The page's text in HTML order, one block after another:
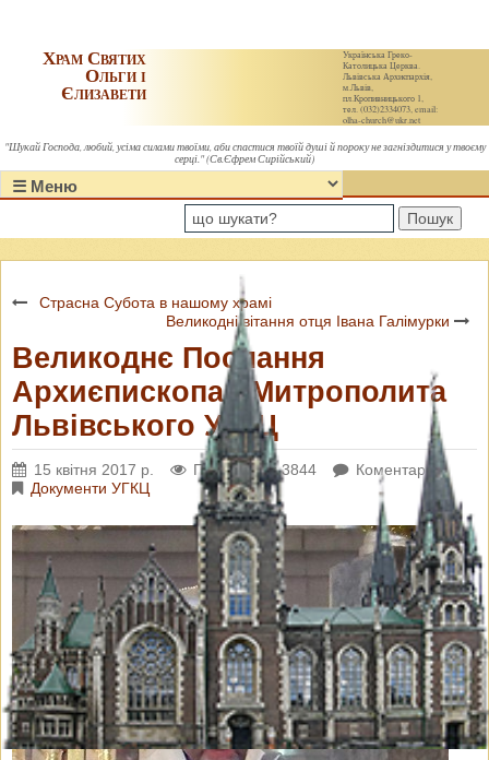
Українська Греко-
Католицька Церква.
Львівська Архиєпархія,
м.Львів,
пл.Кропивницького 1,
тел. (032)2334073, email:
olha-church@ukr.net
Храм Святих
Ольги і
Єлизавети
"Шукай Господа, любий, усіма силами твоїми, аби спастися твоїй душі й пороку не загніздитися у твоєму
серці." (Св.Єфрем Сирійський)
Пошук
Страсна Субота в нашому храмі
Великодні вітання отця Івана Галімурки
Великоднє Послання
Архиєпископа і Митрополита
Львівського УГКЦ
15 квітня 2017 р. Переглядів: 3844
Коментарі: 0
Документи УГКЦ